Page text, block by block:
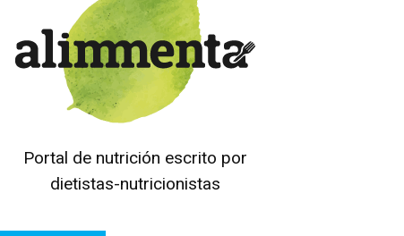
Portal de nutrición escrito por
dietistas-nutricionistas